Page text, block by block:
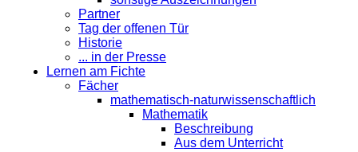
Partner
Tag der offenen Tür
Historie
... in der Presse
Lernen am Fichte
Fächer
mathematisch-naturwissenschaftlich
Mathematik
Beschreibung
Aus dem Unterricht